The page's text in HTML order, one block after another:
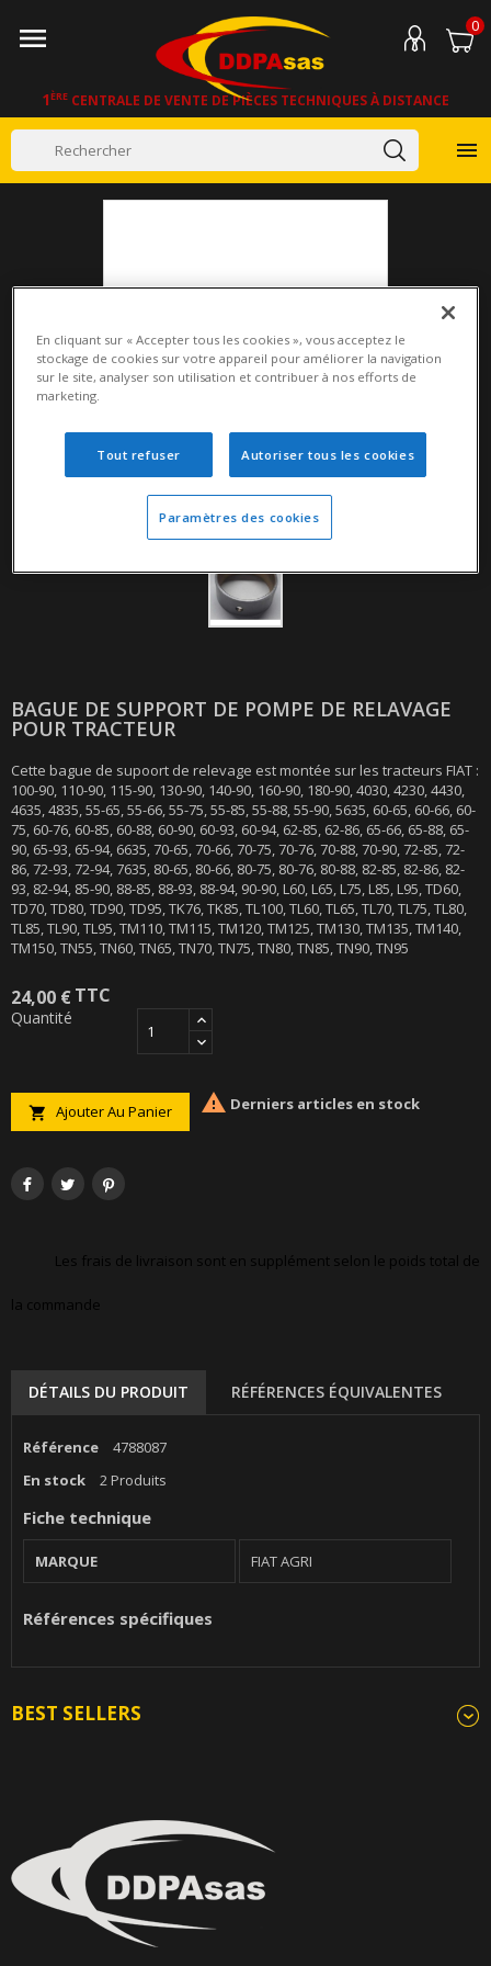
 0
1ÈRE CENTRALE DE VENTE DE PIÈCES TECHNIQUES À DISTANCE

BAGUE DE SUPPORT DE POMPE DE RELAVAGE
POUR TRACTEUR
Cette bague de supoort de relevage est montée sur les tracteurs FIAT :
100-90, 110-90, 115-90, 130-90, 140-90, 160-90, 180-90, 4030, 4230, 4430,
4635, 4835, 55-65, 55-66, 55-75, 55-85, 55-88, 55-90, 5635, 60-65, 60-66, 60-
75, 60-76, 60-85, 60-88, 60-90, 60-93, 60-94, 62-85, 62-86, 65-66, 65-88, 65-
90, 65-93, 65-94, 6635, 70-65, 70-66, 70-75, 70-76, 70-88, 70-90, 72-85, 72-
86, 72-93, 72-94, 7635, 80-65, 80-66, 80-75, 80-76, 80-88, 82-85, 82-86, 82-
93, 82-94, 85-90, 88-85, 88-93, 88-94, 90-90, L60, L65, L75, L85, L95, TD60,
TD70, TD80, TD90, TD95, TK76, TK85, TL100, TL60, TL65, TL70, TL75, TL80,
TL85, TL90, TL95, TM110, TM115, TM120, TM125, TM130, TM135, TM140,
TM150, TN55, TN60, TN65, TN70, TN75, TN80, TN85, TN90, TN95
24,00 €TTC
Quantité
 Ajouter Au Panier  Derniers articles en stock
Les frais de livraison sont en supplément selon le poids total de
la commande
DÉTAILS DU PRODUIT RÉFÉRENCES ÉQUIVALENTES
Référence
4788087
En stock
2 Produits
Fiche technique
MARQUE FIAT AGRI
Références spécifiques
BEST SELLERS
En cliquant sur « Accepter tous les cookies », vous acceptez le
stockage de cookies sur votre appareil pour améliorer la navigation
sur le site, analyser son utilisation et contribuer à nos efforts de
marketing.
Tout refuser Autoriser tous les cookies
Paramètres des cookies